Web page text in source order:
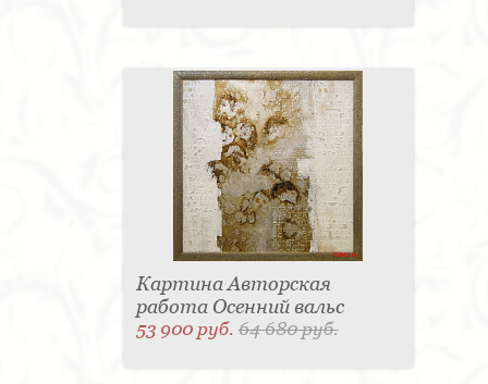
Картина Авторская
работа Осенний вальс
53 900 руб.64 680 руб.